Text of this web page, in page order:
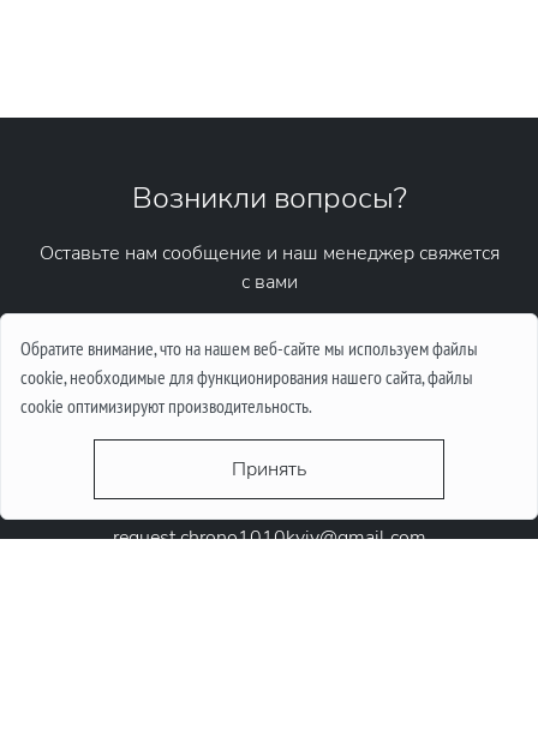
Обратите внимание, что на нашем веб-сайте мы используем файлы
cookie, необходимые для функционирования нашего сайта, файлы
cookie оптимизируют производительность.
Принять
request.chrono1010kyiv@gmail.com
Возникли вопросы?
Оставьте нам сообщение и наш менеджер свяжется
с вами
Написать сообщение